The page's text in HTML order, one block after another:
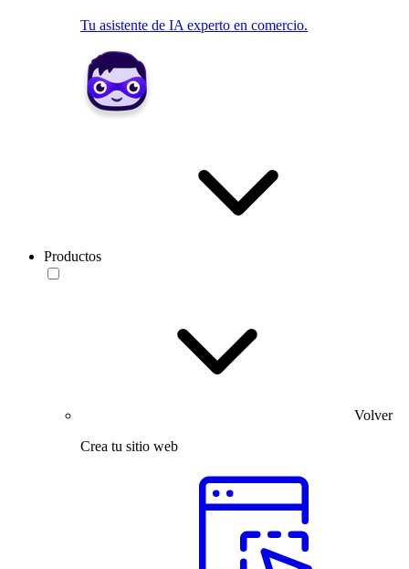
Tu asistente de IA experto en comercio.
Productos
Volver
Crea tu sitio web